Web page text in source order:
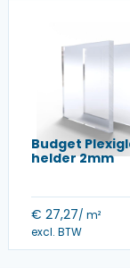
Budget
helder 2mm
€ 27,27/ m²
excl. BTW